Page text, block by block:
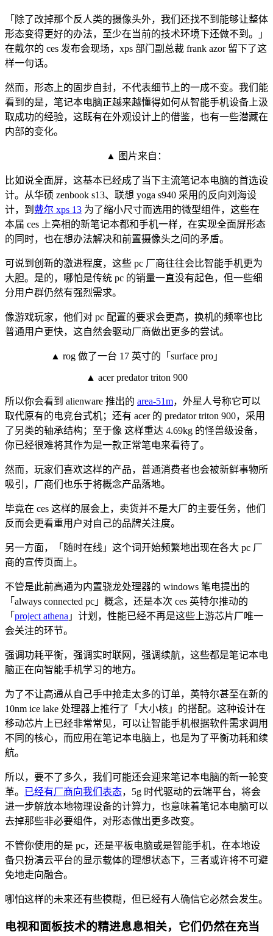
「除了改掉那个反人类的摄像头外，我们还找不到能够让整体
形态变得更好的办法，至少在当前的技术环境下还做不到。」
在戴尔的 ces 发布会现场，xps 部门副总裁 frank azor 留下了这
样一句话。
然而，形态上的固步自封，不代表细节上的一成不变。我们能
看到的是，笔记本电脑正越来越懂得如何从智能手机设备上汲
取成功的经验，这既有在外观设计上的借鉴，也有一些潜藏在
内部的变化。
▲ 图片来自：
比如说全面屏，这基本已经成了当下主流笔记本电脑的首选设
计。从华硕 zenbook s13、联想 yoga s940 采用的反向刘海设
计，到 戴尔 xps 13 为了缩小尺寸而选用的微型组件，这些在
本届 ces 上亮相的新笔记本都和手机一样，在实现全面屏形态
的同时，也在想办法解决和前置摄像头之间的矛盾。
可说到创新的激进程度，这些 pc 厂商往往会比智能手机更为
大胆。是的，哪怕是传统 pc 的销量一直没有起色，但一些细
分用户群仍然有强烈需求。
像游戏玩家，他们对 pc 配置的要求会更高，换机的频率也比
普通用户更快，这自然会驱动厂商做出更多的尝试。
▲ rog 做了一台 17 英寸的「surface pro」
▲ acer predator triton 900
所以你会看到 alienware 推出的 area-51m，外星人号称它可以
取代原有的电竞台式机；还有 acer 的 predator triton 900，采用
了另类的轴承结构；至于像 这样重达 4.69kg 的怪兽级设备，
你已经很难将其作为是一款正常笔电来看待了。
然而，玩家们喜欢这样的产品，普通消费者也会被新鲜事物所
吸引，厂商们也乐于将概念产品落地。
毕竟在 ces 这样的展会上，卖货并不是大厂的主要任务，他们
反而会更看重用户对自己的品牌关注度。
另一方面，「随时在线」这个词开始频繁地出现在各大 pc 厂
商的宣传页面上。
不管是此前高通为内置骁龙处理器的 windows 笔电提出的
「always connected pc」概念，还是本次 ces 英特尔推动的
「 project athena 」计划，性能已经不再是这些上游芯片厂唯一
会关注的环节。
强调功耗平衡，强调实时联网，强调续航，这些都是笔记本电
脑正在向智能手机学习的地方。
为了不让高通从自己手中抢走太多的订单，英特尔甚至在新的
10nm ice lake 处理器上推行了「大小核」的搭配。这种设计在
移动芯片上已经非常常见，可以让智能手机根据软件需求调用
不同的核心，而应用在笔记本电脑上，也是为了平衡功耗和续
航。
所以，要不了多久，我们可能还会迎来笔记本电脑的新一轮变
革。 已经有厂商向我们表态，5g 时代驱动的云端平台，将会
进一步解放本地物理设备的计算力，也意味着笔记本电脑可以
去掉那些非必要组件，对形态做出更多改变。
不管你使用的是 pc，还是平板电脑或是智能手机，在本地设
备只扮演云平台的显示载体的理想状态下，三者或许将不可避
免地走向融合。
哪怕这样的未来还有些模糊，但已经有人确信它必然会发生。
电视和面板技术的精进息息相关，它们仍然在充当